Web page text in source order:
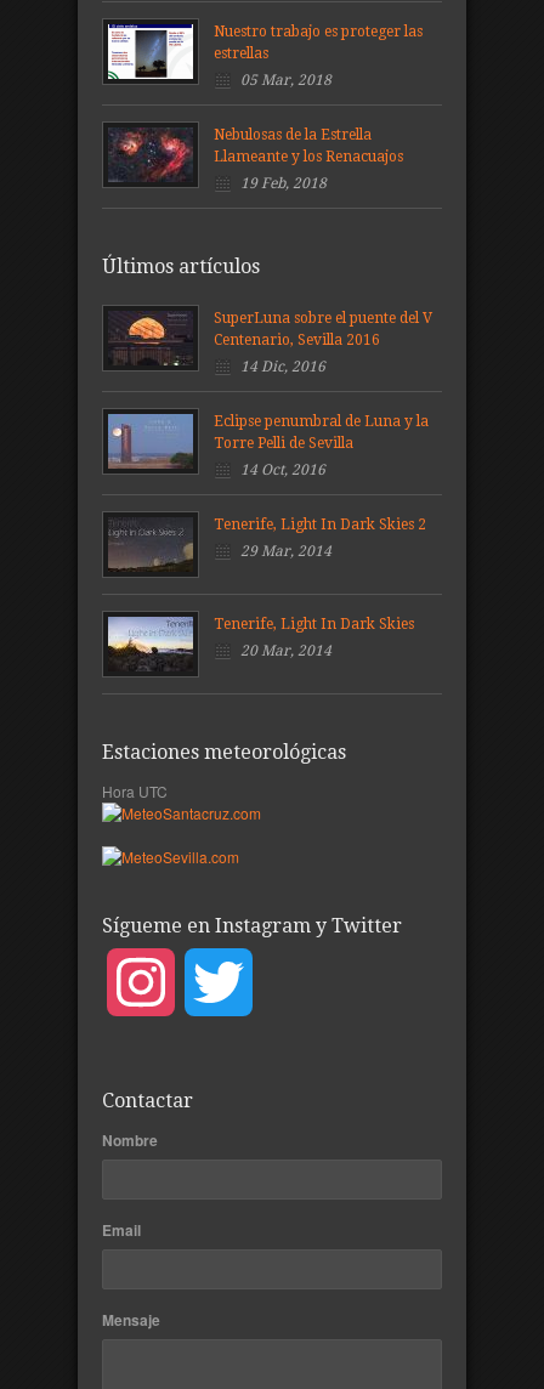
Nuestro trabajo es proteger las
estrellas
05 Mar, 2018
Nebulosas de la Estrella
Llameante y los Renacuajos
19 Feb, 2018
Últimos artículos
SuperLuna sobre el puente del V
Centenario, Sevilla 2016
14 Dic, 2016
Eclipse penumbral de Luna y la
Torre Pelli de Sevilla
14 Oct, 2016
Tenerife, Light In Dark Skies 2
29 Mar, 2014
Tenerife, Light In Dark Skies
20 Mar, 2014
Estaciones meteorológicas
Hora UTC
Sígueme en Instagram y Twitter
Instagram
Contactar
Nombre
Email
Mensaje